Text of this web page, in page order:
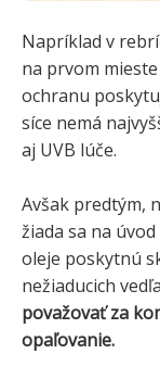
Napríklad v
na prvom
ochranu
síce nemá
aj UVB lúče.
Avšak predtým,
žiada sa na
oleje poskytnú
nežiaducich
považovať za
opaľovanie.